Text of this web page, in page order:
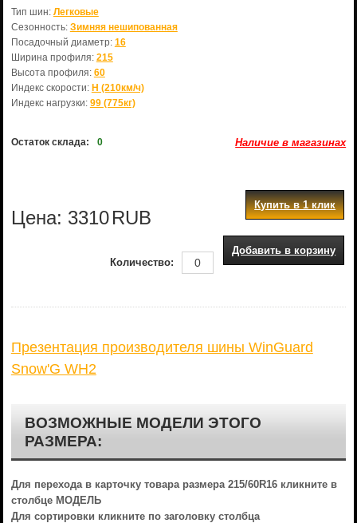
Тип шин: Легковые
Сезонность: Зимняя нешипованная
Посадочный диаметр: 16
Ширина профиля: 215
Высота профиля: 60
Индекс скорости: H (210км/ч)
Индекс нагрузки: 99 (775кг)
Остаток склада: 0 Наличие в магазинах
Цена: 3310RUB
Купить в 1 клик
Добавить в корзину
Количество:
Презентация производителя шины WinGuard
Snow'G WH2
ВОЗМОЖНЫЕ МОДЕЛИ ЭТОГО
РАЗМЕРА:
Для перехода в карточку товара размера 215/60R16 кликните в
столбце МОДЕЛЬ
Для сортировки кликните по заголовку столбца